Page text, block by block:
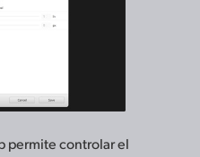
permite controlar el